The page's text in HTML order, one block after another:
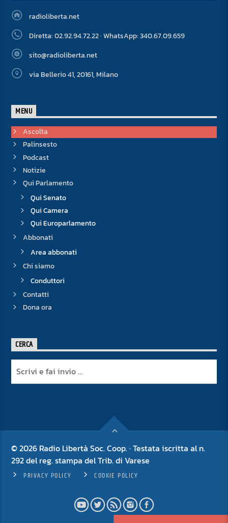
radioliberta.net
Diretta: 02.92.94.72.22 · WhatsApp: 340.67.09.659
sito@radioliberta.net
via Bellerio 41, 20161, Milano
MENU
Ascolta
Palinsesto
Podcast
Notizie
Qui Parlamento
Qui Senato
Qui Camera
Qui Europarlamento
Abbonati
Area abbonati
Chi siamo
Conduttori
Contatti
Dona ora
CERCA
© 2026 Radio Libertà Soc. Coop. · Testata iscritta al n.
292 del reg. stampa del Trib. di Varese
PRIVACY POLICY COOKIE POLICY